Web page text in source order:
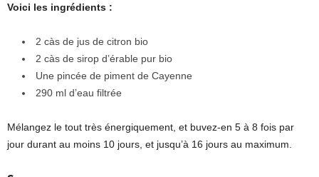
Voici les ingrédients :
2 càs de jus de citron bio
2 càs de sirop d’érable pur bio
Une pincée de piment de Cayenne
290 ml d’eau filtrée
Mélangez le tout très énergiquement, et buvez-en 5 à 8 fois par
jour durant au moins 10 jours, et jusqu’à 16 jours au maximum.